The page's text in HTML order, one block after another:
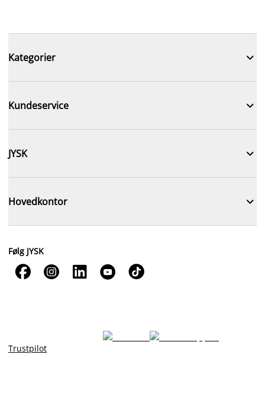
Kategorier 
Kundeservice 
JYSK 
Hovedkontor 
Følg JYSK
    
Trustpilot